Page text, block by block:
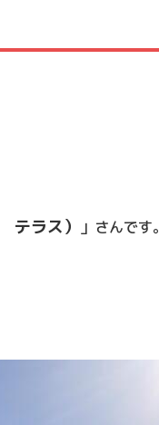
ラス） 」さんです。